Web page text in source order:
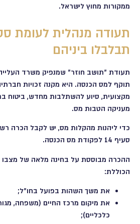
ממקורות מחוץ לישראל.
תעודה מנהלית לעומת
תבלבלו ביניהם
תעודת "תושב חוזר" שמנפיק משרד
תוקף למס הכנסה. היא מקנה זכויות
מקצועית, סיוע להשתלבות מחדש, ביטוח
מעניקה הטבות מס.
כדי ליהנות מהקלות מס, יש לקבל הכרה
סעיף 14 לפקודת מס הכנסה.
ההכרה מבוססת על בחינה מלאה של מצבו
הכוללת:
את משך השהות בפועל בחו"ל;
את מיקום מרכז החיים (משפחה,
כלכליים);